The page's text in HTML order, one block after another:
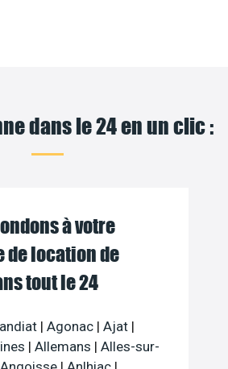
dans le 24 en un clic :
à votre
de location de
tout le 24
| Agonac | Ajat |
| Allemans | Alles-sur-